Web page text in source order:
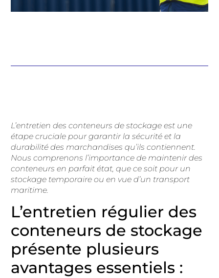
L’entretien des conteneurs de stockage est une
étape cruciale pour garantir la sécurité et la
durabilité des marchandises qu’ils contiennent.
Nous comprenons l’importance de maintenir des
conteneurs en parfait état, que ce soit pour un
stockage temporaire ou en vue d’un transport
maritime.
L’entretien régulier des
conteneurs de stockage
présente plusieurs
avantages essentiels :